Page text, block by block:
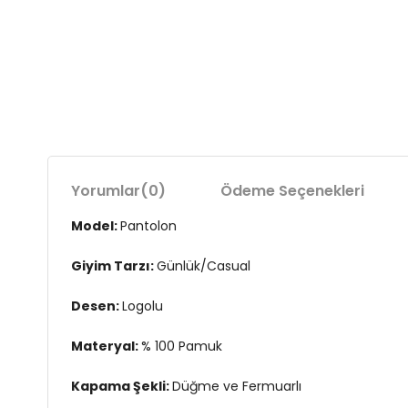
Yorumlar(0) Ödeme Seçenekleri
Model:Pantolon
Giyim Tarzı:Günlük/Casual
Desen:Logolu
Materyal:% 100 Pamuk
Kapama Şekli:Düğme ve Fermuarlı